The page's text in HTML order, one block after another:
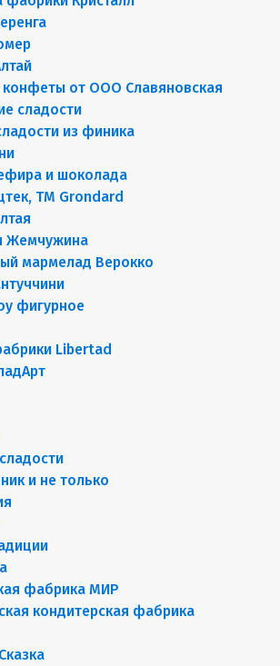
конфеты от ООО Славяновская
сладости
из финика
и шоколада
ТМ Grondard
Жемчужина
мармелад Верокко
фигурное
Libertad
и не только
фабрика МИР
кондитерская фабрика